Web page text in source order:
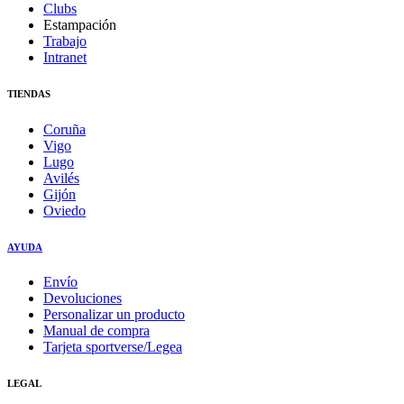
Clubs
Estampación
Trabajo
Intranet
TIENDAS
Coruña
Vigo
Lugo
Avilés
Gijón
Oviedo
AYUDA
Envío
Devoluciones
Personalizar un producto
Manual de compra
Tarjeta sportverse/Legea
LEGAL